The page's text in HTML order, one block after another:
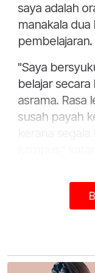
saya adalah
manakala
pembelajaran.
"Saya
belajar
asrama. Rasa
susah payah